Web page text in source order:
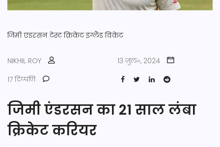
जिमी एंडरसन टेस्ट क्रिकेट इंग्लैंड विकेट
NIKHIL ROY
13 जुल॰, 2024
17 टिप्पणि
जिमी एंडरसन का 21 साल लंबा
क्रिकेट करियर